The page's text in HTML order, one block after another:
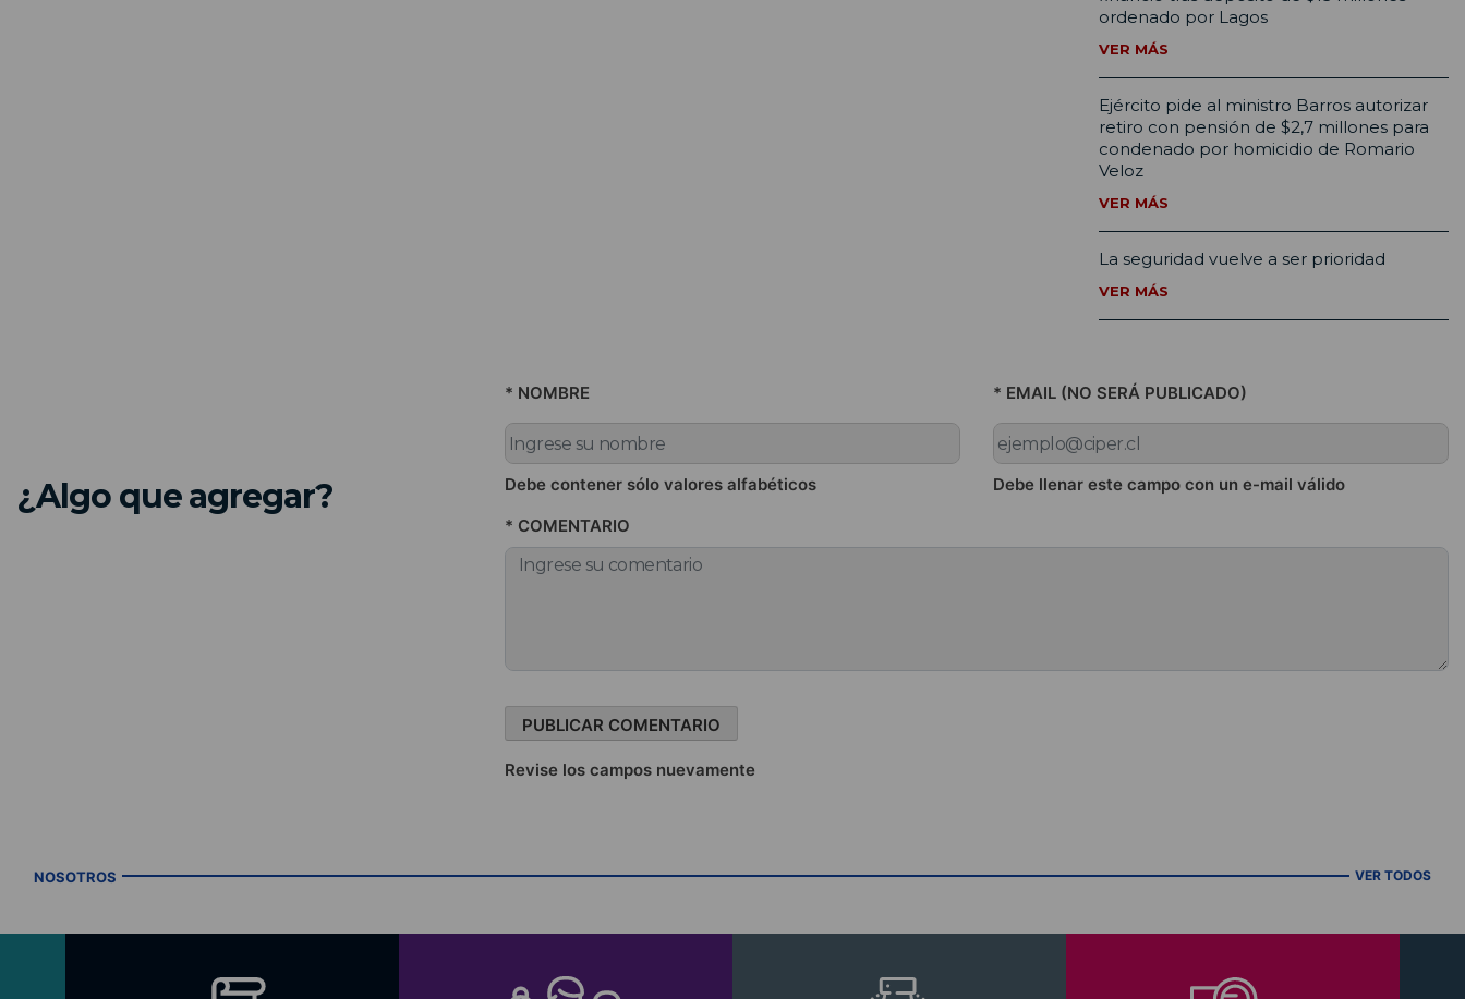
ordenado por Lagos
VER MÁS
Ejército pide al ministro Barros autorizar
retiro con pensión de $2,7 millones para
condenado por homicidio de Romario
Veloz
VER MÁS
La seguridad vuelve a ser prioridad
VER MÁS
¿Algo que agregar?
* NOMBRE
Debe contener sólo valores alfabéticos
* EMAIL (NO SERÁ PUBLICADO)
Debe llenar este campo con un e-mail válido
* COMENTARIO
Revise los campos nuevamente
NOSOTROS VER TODOS